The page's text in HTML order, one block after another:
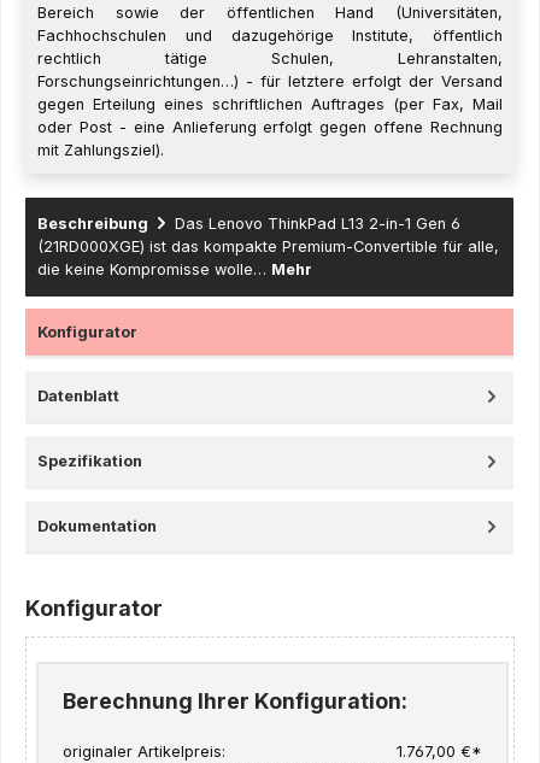
Bereich sowie der öffentlichen Hand (Universitäten,
Fachhochschulen und dazugehörige Institute, öffentlich
rechtlich tätige Schulen, Lehranstalten,
Forschungseinrichtungen…) - für letztere erfolgt der Versand
gegen Erteilung eines schriftlichen Auftrages (per Fax, Mail
oder Post - eine Anlieferung erfolgt gegen offene Rechnung
mit Zahlungsziel).
Beschreibung
Das Lenovo ThinkPad L13 2-in-1 Gen 6
(21RD000XGE) ist das kompakte Premium-Convertible für alle,
die keine Kompromisse wolle… Mehr
Konfigurator
Datenblatt
Spezifikation
Dokumentation
Konfigurator
Berechnung Ihrer Konfiguration:
originaler Artikelpreis: 1.767,00 €*